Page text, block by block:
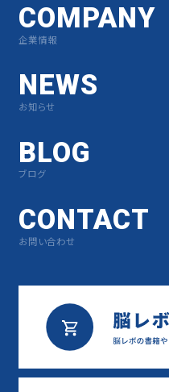
COMPANY
企業情報
NEWS
お知らせ
BLOG
ブログ
CONTACT
お問い合わせ